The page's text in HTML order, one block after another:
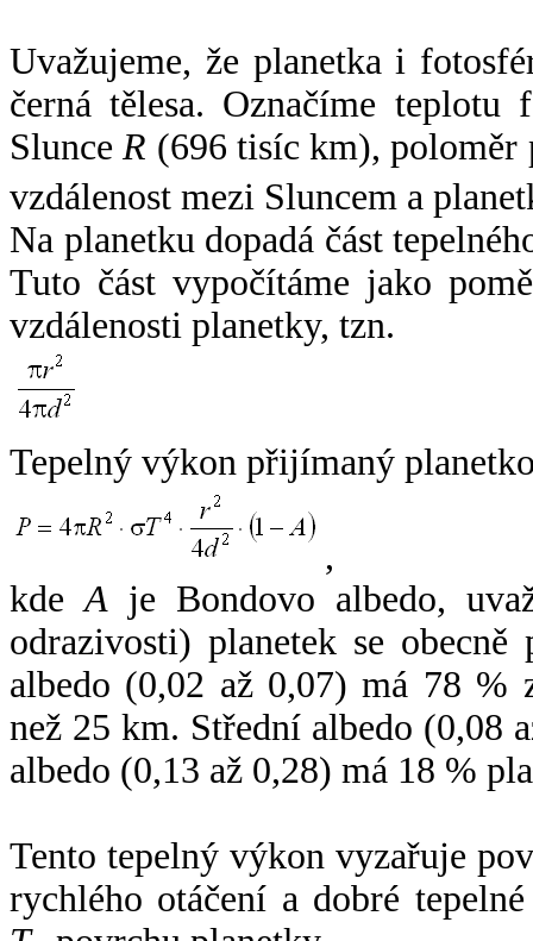
Uvažujeme, že planetka i
černá tělesa. Označíme
SlunceR (696 tisíc km),
vzdálenost mezi Sluncem a
Na planetku dopadá část
Tuto část vypočítáme jako
vzdálenosti planetky, tzn.
Tepelný výkon přijímaný
,
kdeA je Bondovo albedo,
odrazivosti) planetek se
albedo (0,02 až 0,07) má 78 %
než 25 km. Střední albedo (0,08
albedo (0,13 až 0,28) má 18 %
Tento tepelný výkon vyzařuje
rychlého otáčení a dobré